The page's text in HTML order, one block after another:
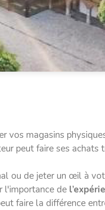
vos magasins
peut faire ses achats
ou de jeter un œil à
l'importance de l’
faire la différence